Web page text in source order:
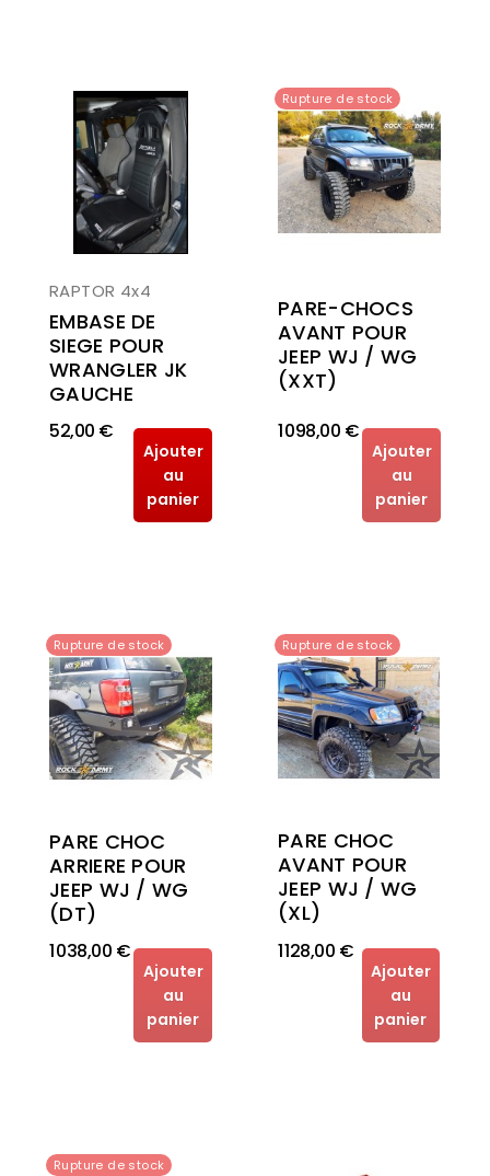
RAPTOR 4x4
EMBASE DE
SIEGE POUR
WRANGLER JK
GAUCHE
52,00 €
Ajouter
au
panier
Rupture de stock
PARE-CHOCS
AVANT POUR
JEEP WJ / WG
(XXT)
1 098,00 €
Ajouter
au
panier
Rupture de stock
PARE CHOC
ARRIERE POUR
JEEP WJ / WG
(DT)
1 038,00 €
Ajouter
au
panier
Rupture de stock
PARE CHOC
AVANT POUR
JEEP WJ / WG
(XL)
1 128,00 €
Ajouter
au
panier
Rupture de stock